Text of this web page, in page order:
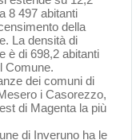
8 497 abitanti
della
La densità di
è di 698,2 abitanti
Comune.
dei comuni di
i Casorezzo,
di Magenta la più
di Inveruno ha le